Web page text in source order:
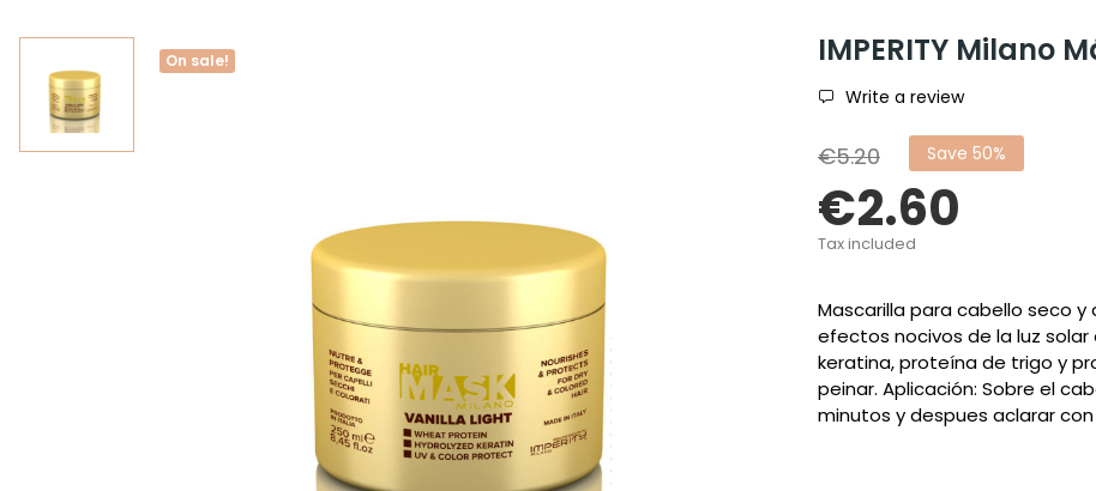
On sale! IMPERITY Milano
Write a review
€5.20 Save 50%
€2.60
Tax included
Mascarilla para cabello seco
efectos nocivos de la luz
keratina, proteína de trigo y
peinar. Aplicación: Sobre el
minutos y despues aclarar